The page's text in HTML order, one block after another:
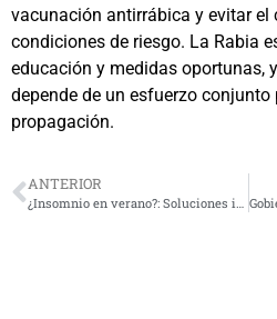
vacunación antirrábica y evitar el
condiciones de riesgo. La Rabia
educación y medidas oportunas,
depende de un esfuerzo conjunto
propagación.
ANTERIOR
¿Insomnio en verano?: Soluciones innovadoras y accesibles para dormir bien